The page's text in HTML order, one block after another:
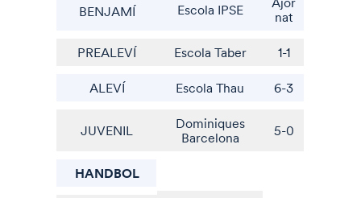
BENJAMÍ Escola IPSE
nat
PREALEVÍ Escola Taber 1-1
ALEVÍ Escola Thau 6-3
JUVENIL
Dominiques
Barcelona
5-0
HANDBOL